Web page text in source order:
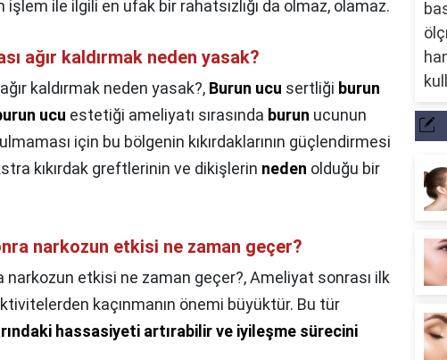
ile ilgili en ufak bir rahatsızlığı da olmaz, olamaz.
ağır kaldırmak neden yasak?
kaldırmak neden yasak?, Burun ucu sertliği burun
ucu estetiği ameliyatı sırasında burun ucunun
için bu bölgenin kıkırdaklarının güçlendirmesi
kıkırdak greftlerinin ve dikişlerin neden olduğu bir
narkozun etkisi ne zaman geçer?
etkisi ne zaman geçer?,Ameliyat sonrası ilk
kaçınmanın önemi büyüktür. Bu tür
hassasiyeti artırabilir ve iyileşme sürecini